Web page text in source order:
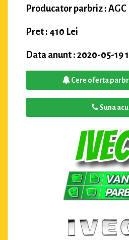
Producator parbriz : AGC
Pret : 410 Lei
Data anunt : 2020-05-19
Cere oferta
Suna